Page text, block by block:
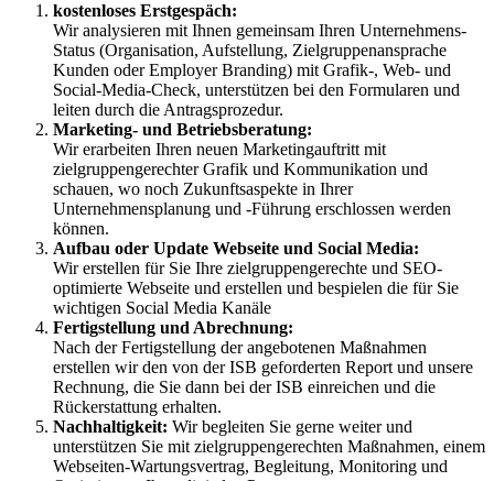
kostenloses Erstgespäch:
Wir analysieren mit Ihnen gemeinsam Ihren Unternehmens-
Status (Organisation, Aufstellung, Zielgruppenansprache
Kunden oder Employer Branding) mit Grafik-, Web- und
Social-Media-Check, unterstützen bei den Formularen und
leiten durch die Antragsprozedur.
Marketing- und Betriebsberatung:
Wir erarbeiten Ihren neuen Marketingauftritt mit
zielgruppengerechter Grafik und Kommunikation und
schauen, wo noch Zukunftsaspekte in Ihrer
Unternehmensplanung und -Führung erschlossen werden
können.
Aufbau oder Update Webseite und Social Media:
Wir erstellen für Sie Ihre zielgruppengerechte und SEO-
optimierte Webseite und erstellen und bespielen die für Sie
wichtigen Social Media Kanäle
Fertigstellung und Abrechnung:
Nach der Fertigstellung der angebotenen Maßnahmen
erstellen wir den von der ISB geforderten Report und unsere
Rechnung, die Sie dann bei der ISB einreichen und die
Rückerstattung erhalten.
Nachhaltigkeit: Wir begleiten Sie gerne weiter und
unterstützen Sie mit zielgruppengerechten Maßnahmen, einem
Webseiten-Wartungsvertrag, Begleitung, Monitoring und